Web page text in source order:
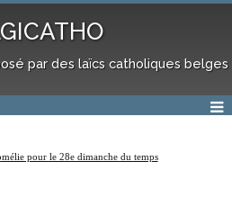
par des laïcs catholiques belges
pour le 28e dimanche du temps